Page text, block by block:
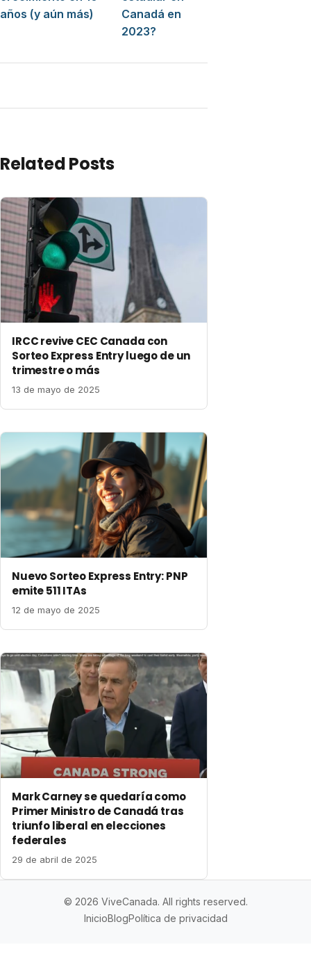
años (y aún más)
Canadá en
2023?
Related Posts
IRCC revive CEC Canada con
Sorteo Express Entry luego de un
trimestre o más
13 de mayo de 2025
Nuevo Sorteo Express Entry: PNP
emite 511 ITAs
12 de mayo de 2025
Mark Carney se quedaría como
Primer Ministro de Canadá tras
triunfo liberal en elecciones
federales
29 de abril de 2025
© 2026 ViveCanada. All rights reserved.
InicioBlogPolítica de privacidad